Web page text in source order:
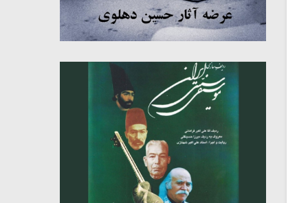
میکلوش روژا